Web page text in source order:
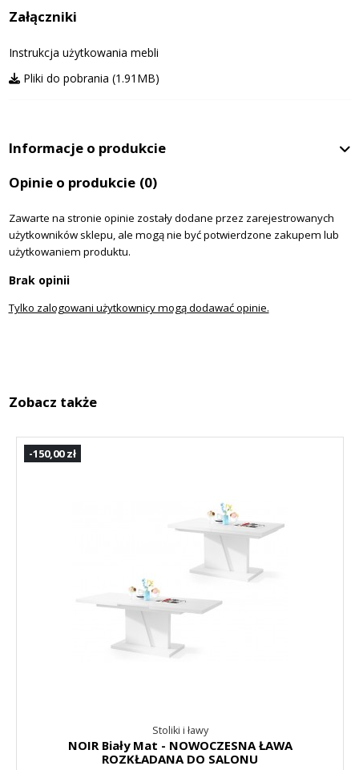
Załączniki
Instrukcja użytkowania mebli
Pliki do pobrania (1.91MB)
Informacje o produkcie
Opinie o produkcie (0)
Zawarte na stronie opinie zostały dodane przez zarejestrowanych
użytkowników sklepu, ale mogą nie być potwierdzone zakupem lub
użytkowaniem produktu.
Brak opinii
Tylko zalogowani użytkownicy mogą dodawać opinie.
Zobacz także
-150,00 zł
Stoliki i ławy
NOIR Biały Mat - NOWOCZESNA ŁAWA
ROZKŁADANA DO SALONU